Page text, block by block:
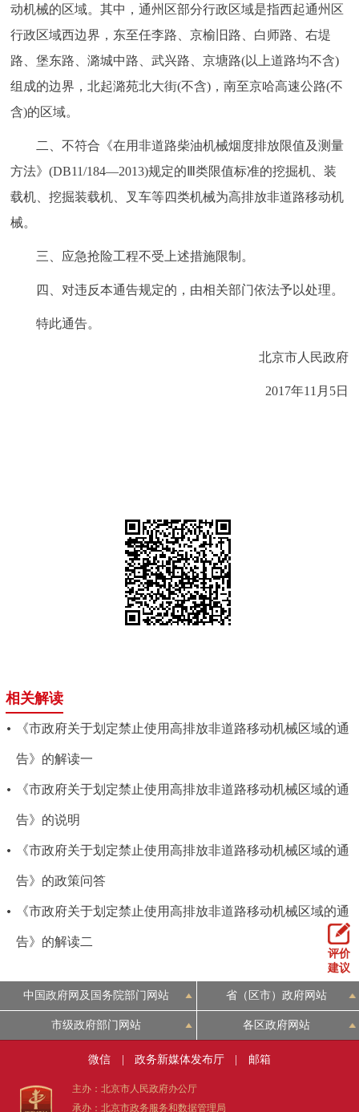
走进北京
北京概况 十六区概览 人文北京
多语种
DEUTSCH FRANÇAIS
动机械的区域。其中，通州区部分行政区域是指西起通州区
行政区域西边界，东至任李路、京榆旧路、白师路、右堤
路、堡东路、潞城中路、武兴路、京塘路(以上道路均不含)
组成的边界，北起潞苑北大街(不含)，南至京哈高速公路(不
含)的区域。
二、不符合《在用非道路柴油机械烟度排放限值及测量
方法》(DB11/184—2013)规定的Ⅲ类限值标准的挖掘机、装
载机、挖掘装载机、叉车等四类机械为高排放非道路移动机
械。
三、应急抢险工程不受上述措施限制。
四、对违反本通告规定的，由相关部门依法予以处理。
特此通告。
北京市人民政府
2017年11月5日
相关解读
《市政府关于划定禁止使用高排放非道路移动机械区域的通
告》的解读一
《市政府关于划定禁止使用高排放非道路移动机械区域的通
告》的说明
《市政府关于划定禁止使用高排放非道路移动机械区域的通
告》的政策问答
《市政府关于划定禁止使用高排放非道路移动机械区域的通
告》的解读二
评价
建议
中国政府网及国务院部门网站 省（区市）政府网站
市级政府部门网站 各区政府网站
微信 政务新媒体发布厅 邮箱
主办：北京市人民政府办公厅
承办：北京市政务服务和数据管理局